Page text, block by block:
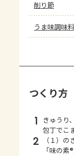
削り節
うま味調味
つくり方
1 きゅうり
包丁でこ
2
（１）
「味の素